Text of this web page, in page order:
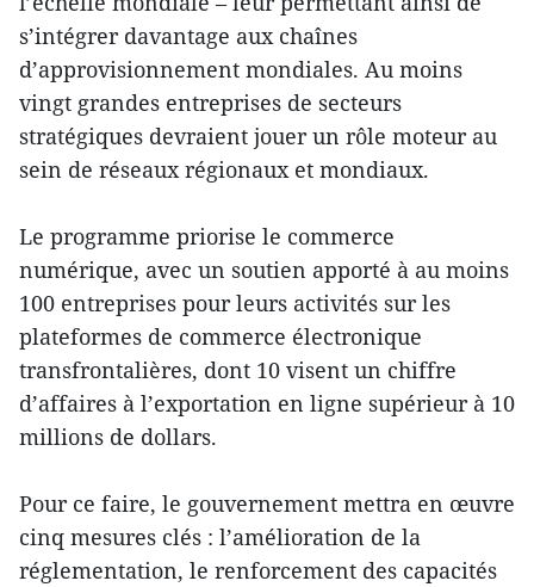
s’intégrer davantage aux chaînes
d’approvisionnement mondiales. Au moins
vingt grandes entreprises de secteurs
stratégiques devraient jouer un rôle moteur au
sein de réseaux régionaux et mondiaux.
Le programme priorise le commerce
numérique, avec un soutien apporté à au moins
100 entreprises pour leurs activités sur les
plateformes de commerce électronique
transfrontalières, dont 10 visent un chiffre
d’affaires à l’exportation en ligne supérieur à 10
millions de dollars.
Pour ce faire, le gouvernement mettra en œuvre
cinq mesures clés : l’amélioration de la
réglementation, le renforcement des capacités